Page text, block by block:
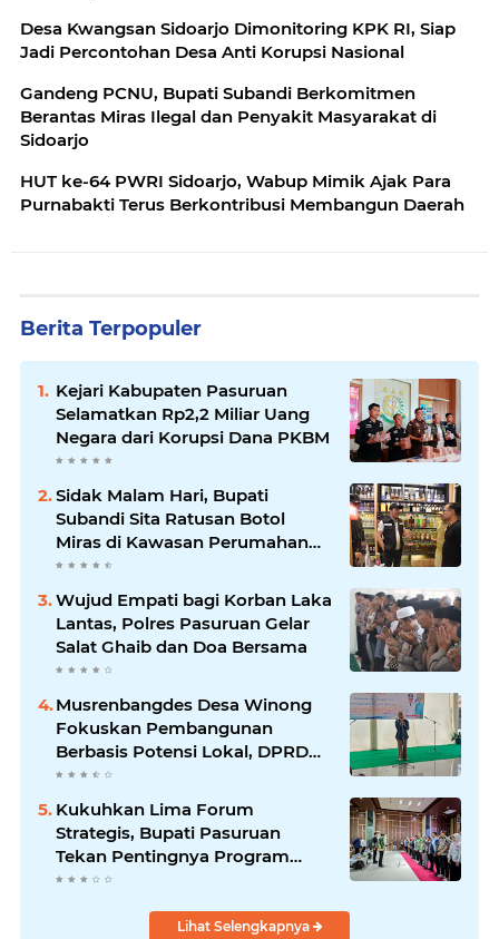
Desa Kwangsan Sidoarjo Dimonitoring KPK RI, Siap
Jadi Percontohan Desa Anti Korupsi Nasional
Gandeng PCNU, Bupati Subandi Berkomitmen
Berantas Miras Ilegal dan Penyakit Masyarakat di
Sidoarjo
HUT ke-64 PWRI Sidoarjo, Wabup Mimik Ajak Para
Purnabakti Terus Berkontribusi Membangun Daerah
Berita Terpopuler
Kejari Kabupaten Pasuruan
Selamatkan Rp2,2 Miliar Uang
Negara dari Korupsi Dana PKBM
Sidak Malam Hari, Bupati
Subandi Sita Ratusan Botol
Miras di Kawasan Perumahan
Sidoarjo
Wujud Empati bagi Korban Laka
Lantas, Polres Pasuruan Gelar
Salat Ghaib dan Doa Bersama
Musrenbangdes Desa Winong
Fokuskan Pembangunan
Berbasis Potensi Lokal, DPRD
Optimistis Meski Dihantam
Efisiensi Anggaran
Kukuhkan Lima Forum
Strategis, Bupati Pasuruan
Tekan Pentingnya Program
Nyata untuk Rakyat
Lihat Selengkapnya